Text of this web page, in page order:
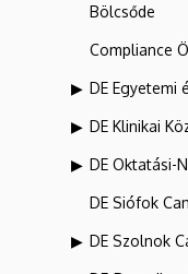
Bölcsőde
Compliance
DE Egyetemi
DE Klinikai
DE Oktatási-
DE Siófok
DE Szolnok